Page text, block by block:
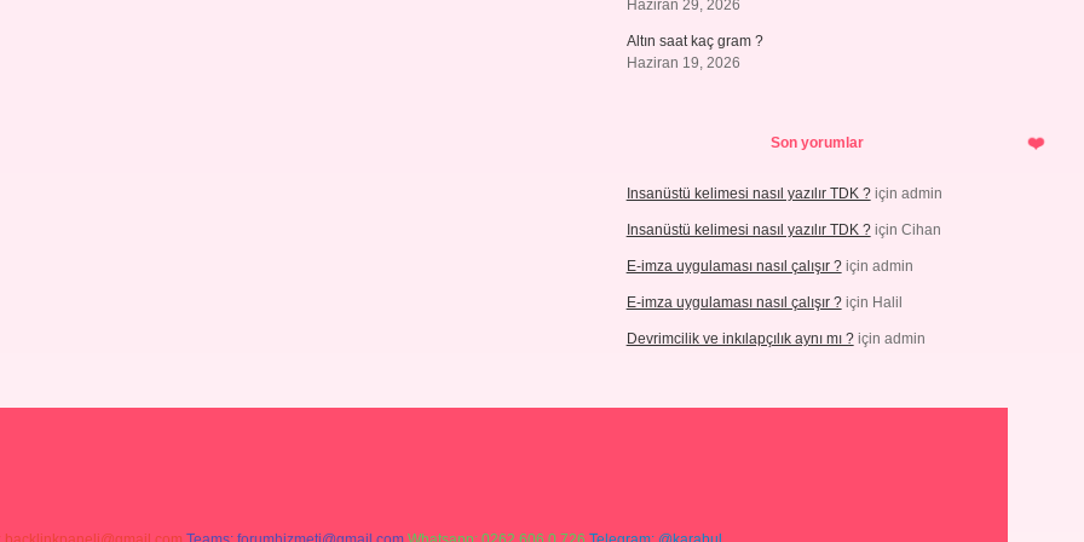
Haziran 29, 2026
Altın saat kaç gram ?
Haziran 19, 2026
Son yorumlar
Insanüstü kelimesi nasıl yazılır TDK ?için admin
Insanüstü kelimesi nasıl yazılır TDK ?için Cihan
E-imza uygulaması nasıl çalışır ?için admin
E-imza uygulaması nasıl çalışır ?için Halil
Devrimcilik ve inkılapçılık aynı mı ?için admin